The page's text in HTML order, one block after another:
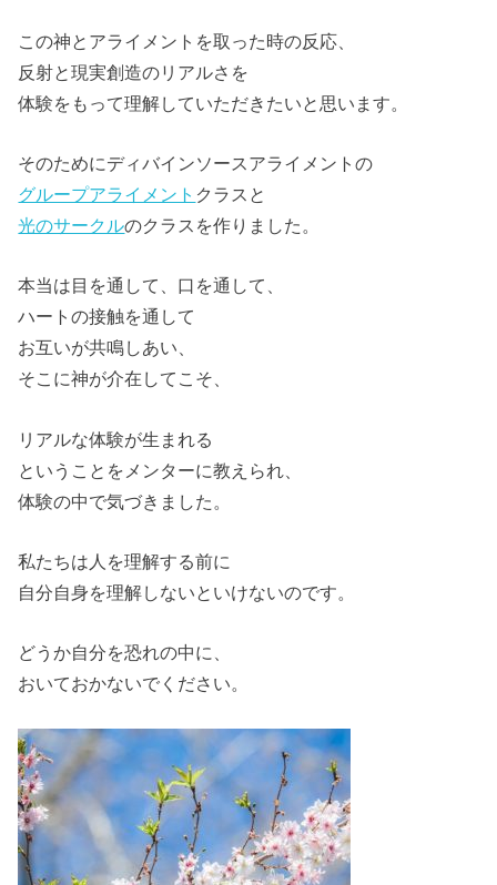
この神とアライメントを取った時の反応、
反射と現実創造のリアルさを
体験をもって理解していただきたいと思います。
そのためにディバインソースアライメントの
グループアライメント クラスと
光のサークルのクラスを作りました。
本当は目を通して、口を通して、
ハートの接触を通して
お互いが共鳴しあい、
そこに神が介在してこそ、
リアルな体験が生まれる
ということをメンターに教えられ、
体験の中で気づきました。
私たちは人を理解する前に
自分自身を理解しないといけないのです。
どうか自分を恐れの中に、
おいておかないでください。